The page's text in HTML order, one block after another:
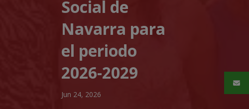
Social de
Navarra para
el periodo
2026-2029
Jun 24, 2026